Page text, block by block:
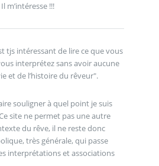
m’intéresse !!!
tjs intéressant de lire ce que vous
interprétez sans avoir aucune
et de l’histoire du rêveur".
souligner à quel point je suis
Ce site ne permet pas une autre
du rêve, il ne reste donc
très générale, qui passe
interprétations et associations